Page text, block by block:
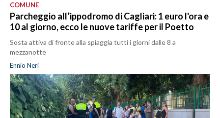
COMUNE
Parcheggio all’ippodromo di Cagliari: 1 euro l'ora e
10 al giorno, ecco le nuove tariffe per il Poetto
Sosta attiva di fronte alla spiaggia tutti i giorni dalle 8 a
mezzanotte
Ennio Neri